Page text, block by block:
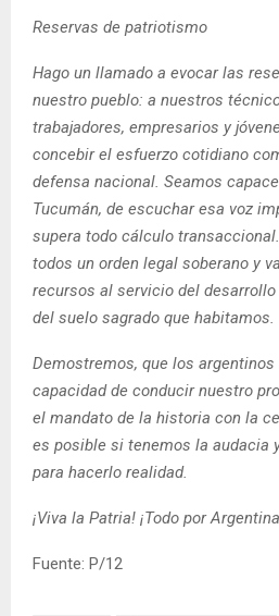
Reservas de patriotismo
Hago un llamado a evocar las
nuestro pueblo: a nuestros
trabajadores, empresarios y
concebir el esfuerzo cotidiano
defensa nacional. Seamos
Tucumán, de escuchar esa voz
supera todo cálculo
todos un orden legal soberano y
recursos al servicio del
del suelo sagrado que habitamos.
Demostremos, que los
capacidad de conducir nuestro
el mandato de la historia con la
es posible si tenemos la audacia
para hacerlo realidad.
¡Viva la Patria! ¡Todo por
Fuente: P/12